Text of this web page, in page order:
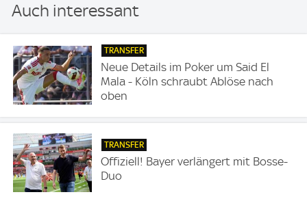
Auch interessant
TRANSFER
Neue Details im Poker um Said El
Mala - Köln schraubt Ablöse nach
oben
TRANSFER
Offiziell! Bayer verlängert mit Bosse-
Duo